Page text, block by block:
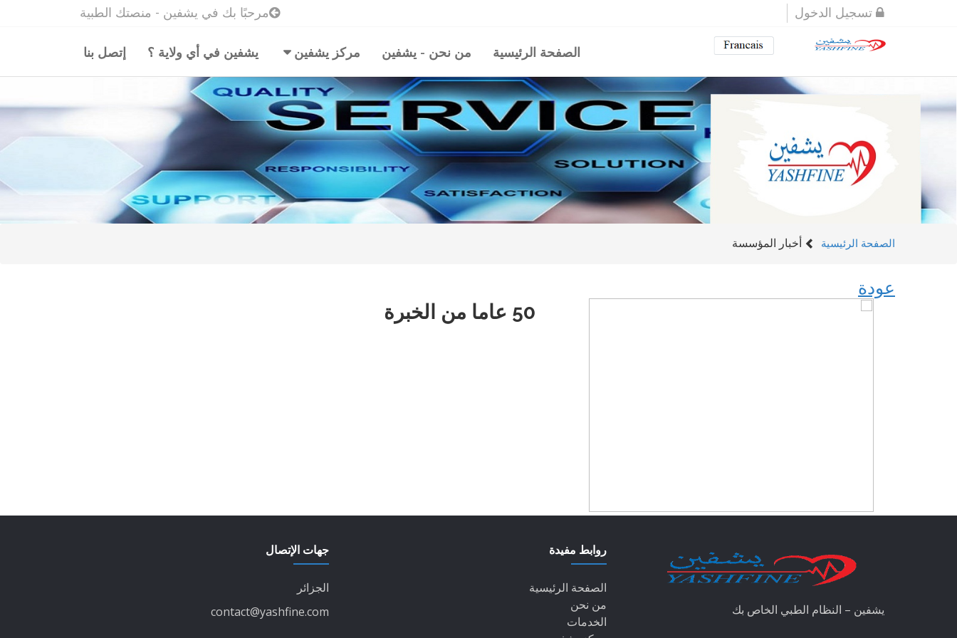
مرحبًا بك في يشفين - منصتك الطبية تسجيل الدخول
الصفحة الرئيسية من نحن - يشفين مركز يشفين يشفين في أي ولاية ؟ إتصل بنا
الصفحة الرئيسية أخبار المؤسسة
عودة
50 عاما من الخبرة
يشفين – النظام الطبي الخاص بك
روابط مفيدة
الصفحة الرئيسية
من نحن
الخدمات
جهات الإتصال
الجزائر
contact@yashfine.com